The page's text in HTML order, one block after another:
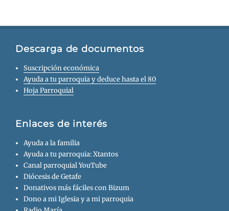
Descarga de documentos
Suscripción económica
Ayuda a tu parroquia y deduce hasta el 80
Hoja Parroquial
Enlaces de interés
Ayuda a la familia
Ayuda a tu parroquia: Xtantos
Canal parroquial YouTube
Diócesis de Getafe
Donativos más fáciles con Bizum
Dono a mi Iglesia y a mi parroquia